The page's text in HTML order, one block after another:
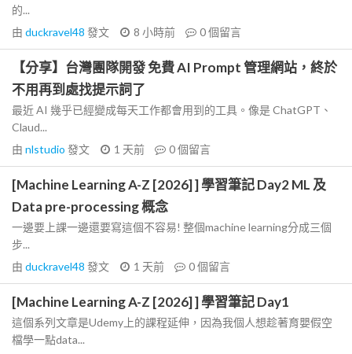
的...
由 duckravel48 發文 8 小時前 0個留言
【分享】台灣團隊開發 免費 AI Prompt 管理網站，終於
不用再到處找提示詞了
最近 AI 幾乎已經變成每天工作都會用到的工具。像是 ChatGPT、
Claud...
由 nlstudio 發文 1 天前 0個留言
[Machine Learning A-Z [2026] ] 學習筆記 Day2 ML 及
Data pre-processing 概念
一邊要上課一邊還要寫這個不容易! 整個machine learning分成三個
步...
由 duckravel48 發文 1 天前 0個留言
[Machine Learning A-Z [2026] ] 學習筆記 Day1
這個系列文章是Udemy上的課程延伸，因為我個人想趁著育嬰假空
檔學一點data...